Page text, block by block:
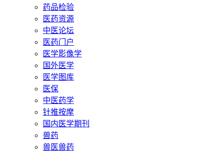
药品检验
医药资源
中医论坛
医药门户
医学影像学
国外医学
医学图库
医保
中医药学
针推按摩
国内医学期刊
兽药
兽医兽药